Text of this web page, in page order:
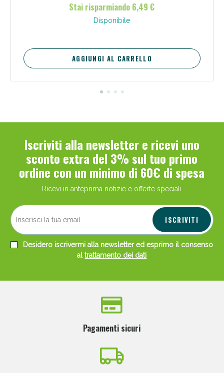
Stai risparmiando 6,49 €
Disponibile
AGGIUNGI AL CARRELLO
Iscriviti alla newsletter e ricevi uno
sconto extra del 3% sul tuo primo
ordine con un minimo di 60€ di spesa
Ricevi in anteprima notizie e offerte speciali
ISCRIVITI
Desidero iscrivermi alla newsletter ed esprimo il consenso
altrattamento dei dati
Pagamenti sicuri